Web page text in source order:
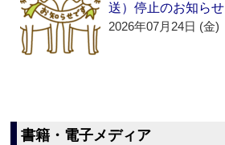
送）停止のお知らせ
2026年07月24日 (金)
書籍・電子メディア